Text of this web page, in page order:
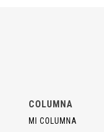
COLUMNA
MI COLUMNA